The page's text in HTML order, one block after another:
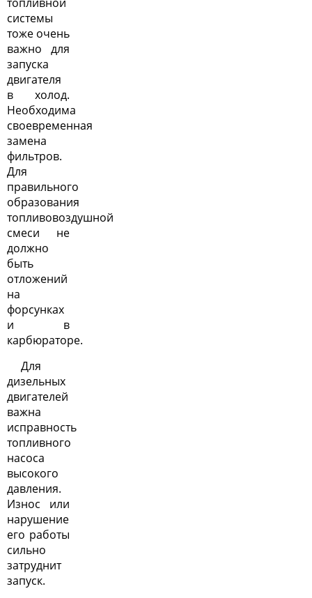
системы
тоже очень
важно для
запуска
двигателя
в холод.
Необходима
своевременная
замена
фильтров.
Для
правильного
образования
топливовоздушной
смеси не
должно
быть
отложений
на
форсунках
и в
карбюраторе.
Для
дизельных
двигателей
важна
исправность
топливного
насоса
высокого
давления.
Износ или
нарушение
его работы
сильно
затруднит
запуск.